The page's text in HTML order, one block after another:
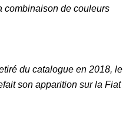
combinaison de couleurs
du catalogue en 2018, le
son apparition sur la Fiat